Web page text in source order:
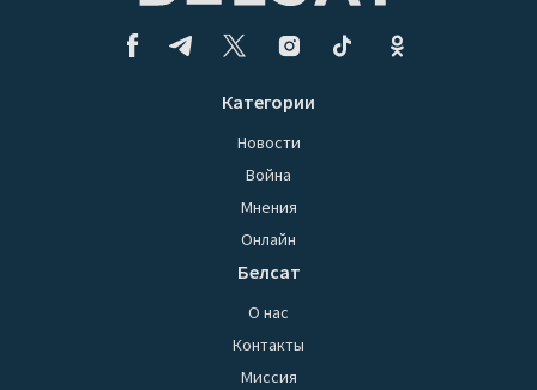
Категории
Новости
Война
Мнения
Онлайн
Белсат
О нас
Контакты
Миссия